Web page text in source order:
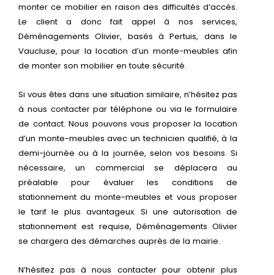
monter ce mobilier en raison des difficultés d’accès.
Le client a donc fait appel à nos services,
Déménagements Olivier, basés à Pertuis, dans le
Vaucluse, pour la location d’un monte-meubles afin
de monter son mobilier en toute sécurité.
Si vous êtes dans une situation similaire, n’hésitez pas
à nous contacter par téléphone ou via le formulaire
de contact. Nous pouvons vous proposer la location
d’un monte-meubles avec un technicien qualifié, à la
demi-journée ou à la journée, selon vos besoins. Si
nécessaire, un commercial se déplacera au
préalable pour évaluer les conditions de
stationnement du monte-meubles et vous proposer
le tarif le plus avantageux. Si une autorisation de
stationnement est requise, Déménagements Olivier
se chargera des démarches auprès de la mairie.
N’hésitez pas à nous contacter pour obtenir plus